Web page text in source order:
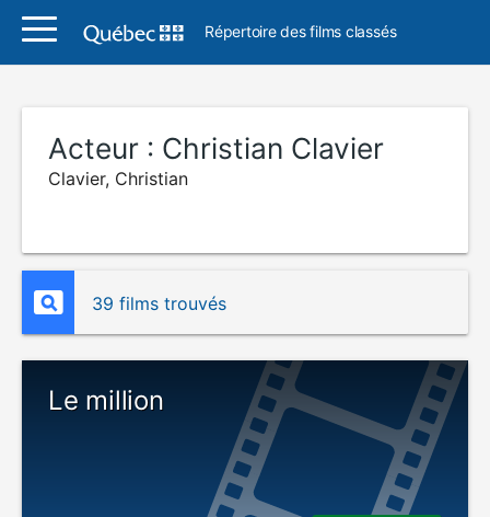
Répertoire des films classés
Acteur : Christian Clavier
Clavier, Christian
39 films trouvés
Le million